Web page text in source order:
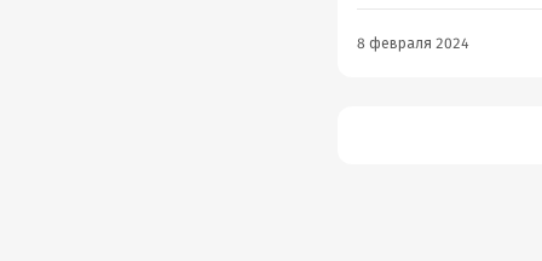
8 февраля 2024